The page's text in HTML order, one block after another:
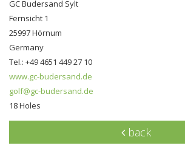
GC Budersand Sylt
Fernsicht 1
25997 Hörnum
Germany
Tel.: +49 4651 449 27 10
www.gc-budersand.de
golf@gc-budersand.de
18 Holes
back